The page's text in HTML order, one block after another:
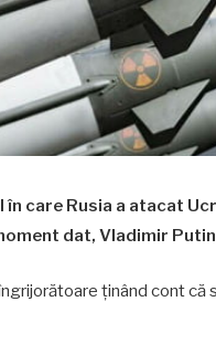
în care Rusia a atacat
dat, Vladimir
ținând cont că